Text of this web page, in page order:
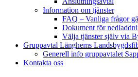
Information om tjänster
FAQ – Vanliga frågor
Dokument för
Välja tjänster själv via
Gruppavtal Länghems
Generell info gruppavtalet
Kontakta oss